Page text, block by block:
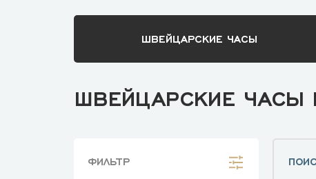
ШВЕЙЦАРСКИЕ ЧАСЫ
ШВЕЙЦАРСКИЕ ЧАСЫ
ФИЛЬТР